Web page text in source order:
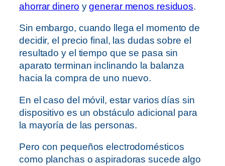
ahorrar dinero ygenerar menos residuos.
Sin embargo, cuando llega el momento de
decidir, el precio final, las dudas sobre el
resultado y el tiempo que se pasa sin
aparato terminan inclinando la balanza
hacia la compra de uno nuevo.
En el caso del móvil, estar varios días sin
dispositivo es un obstáculo adicional para
la mayoría de las personas.
Pero con pequeños electrodomésticos
como planchas o aspiradoras sucede algo